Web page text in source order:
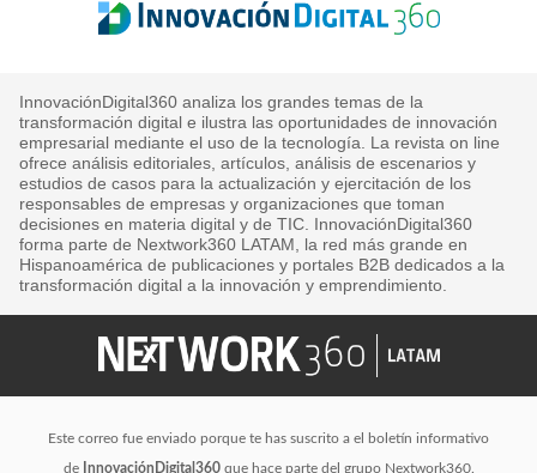
InnovaciónDigital360 analiza los grandes temas de la
transformación digital e ilustra las oportunidades de innovación
empresarial mediante el uso de la tecnología. La revista on line
ofrece análisis editoriales, artículos, análisis de escenarios y
estudios de casos para la actualización y ejercitación de los
responsables de empresas y organizaciones que toman
decisiones en materia digital y de TIC. InnovaciónDigital360
forma parte de Nextwork360 LATAM, la red más grande en
Hispanoamérica de publicaciones y portales B2B dedicados a la
transformación digital a la innovación y emprendimiento.
Este correo fue enviado porque te has suscrito a el boletín informativo
de InnovaciónDigital360que hace parte del grupo Nextwork360.